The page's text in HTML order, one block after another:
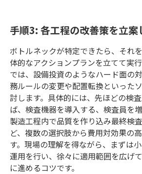
手順3: 各工程の改善策を立案
ボトルネックが特定できたら、それ
体的なアクションプランを立てて実
では、設備投資のようなハード面の
務ルールの変更や配置転換といった
討します。具体的には、先ほどの検
ば、検査機器を導入する、検査員を
製造工程内で品質を作り込み最終検
ど、複数の選択肢から費用対効果の
す。現場の理解を得ながら、まずは
運用を行い、徐々に適用範囲を広げ
に進めるコツです。